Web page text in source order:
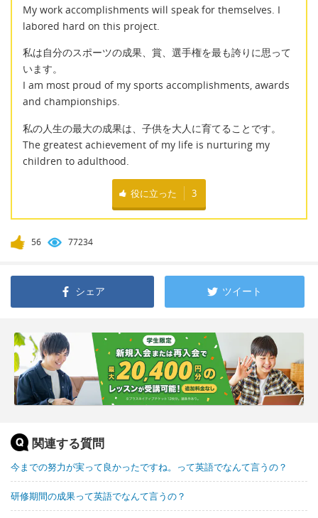
My work accomplishments will speak for themselves. I
labored hard on this project.
私は自分のスポーツの成果、賞、選手権を最も誇りに思って
います。
I am most proud of my sports accomplishments, awards
and championships.
私の人生の最大の成果は、子供を大人に育てることです。
The greatest achievement of my life is nurturing my
children to adulthood.
役に立った 3
56 77234
シェア ツイート
関連する質問
今までの努力が実って良かったですね。って英語でなんて言うの？
研修期間の成果って英語でなんて言うの？